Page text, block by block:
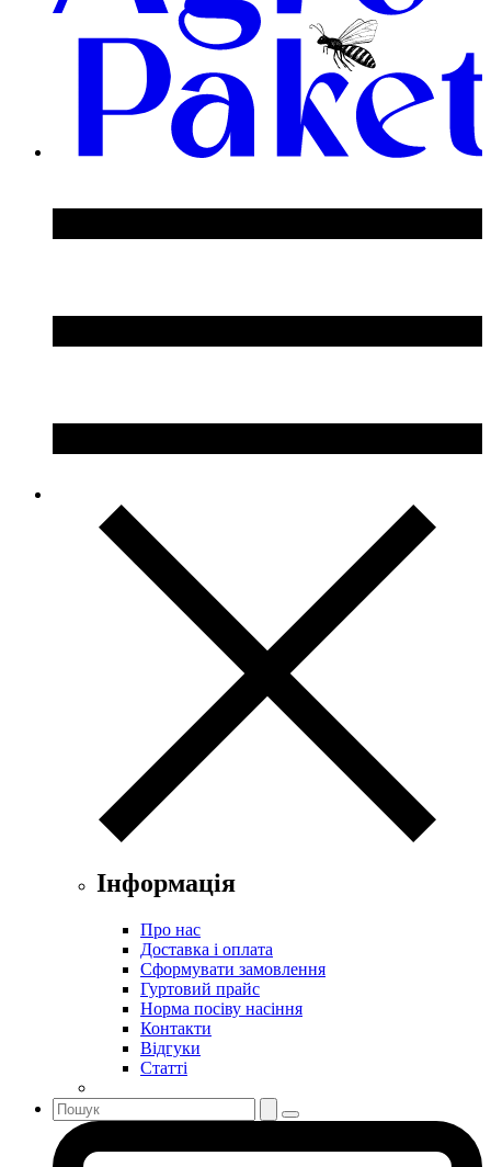
Інформація
Про нас
Доставка і оплата
Сформувати замовлення
Гуртовий прайс
Норма посіву насіння
Контакти
Відгуки
Статті